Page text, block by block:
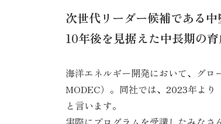
次世代リーダー候補である中
10年後を見据えた中長期の
海洋エネルギー開発において、グロ
MODEC）。同社では、2023年よ
と言います。